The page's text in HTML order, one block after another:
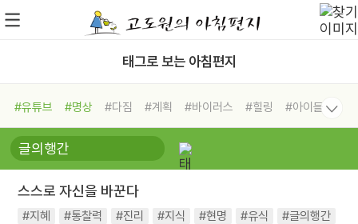
태그로 보는 아침편지
#유튜브 #명상 #다짐 #계획 #바이러스 #힐링
#아이들
#비전캠프
#독서캠프 #삶
#희망
#나눔 #친구 #링컨학교
#독서
#건강 #면역력
스스로 자신을 바꾼다
#지혜 #통찰력 #진리 #지식 #현명 #유식 #글의행간